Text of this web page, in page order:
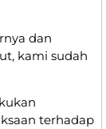
dan
kami sudah
terhadap